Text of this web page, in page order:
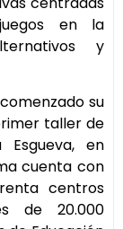
en la
y
su
taller de
Esgueva, en
cuenta con
centros
de 20.000